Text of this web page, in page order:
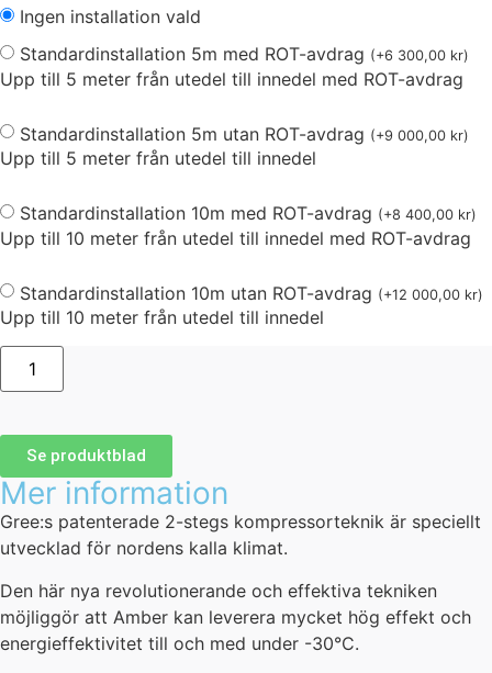
Ingen installation vald
Standardinstallation 5m med ROT-avdrag (+6 300,00 kr)
Upp till 5 meter från utedel till innedel med ROT-avdrag
Standardinstallation 5m utan ROT-avdrag (+9 000,00 kr)
Upp till 5 meter från utedel till innedel
Standardinstallation 10m med ROT-avdrag (+8 400,00 kr)
Upp till 10 meter från utedel till innedel med ROT-avdrag
Standardinstallation 10m utan ROT-avdrag (+12 000,00 kr)
Upp till 10 meter från utedel till innedel
Se produktblad
Mer information
Gree:s patenterade 2-stegs kompressorteknik är speciellt
utvecklad för nordens kalla klimat.
Den här nya revolutionerande och effektiva tekniken
möjliggör att Amber kan leverera mycket hög effekt och
energieffektivitet till och med under -30°C.